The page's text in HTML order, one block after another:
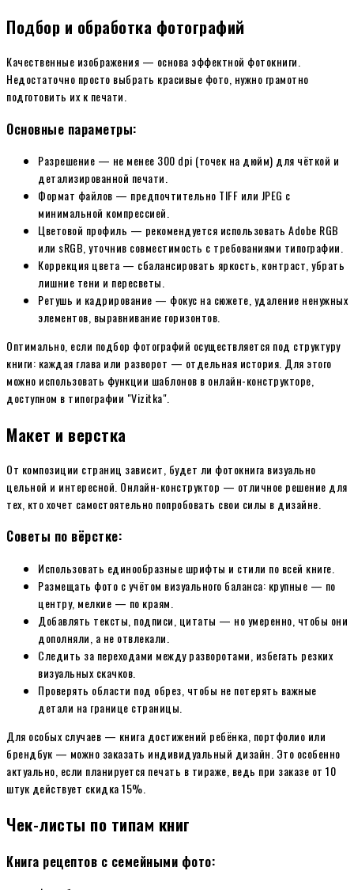
Подбор и обработка фотографий
Качественные изображения — основа эффектной фотокниги.
Недостаточно просто выбрать красивые фото, нужно грамотно
подготовить их к печати.
Основные параметры:
Разрешение — не менее 300 dpi (точек на дюйм) для чёткой и
детализированной печати.
Формат файлов — предпочтительно TIFF или JPEG с
минимальной компрессией.
Цветовой профиль — рекомендуется использовать Adobe RGB
или sRGB, уточнив совместимость с требованиями типографии.
Коррекция цвета — сбалансировать яркость, контраст, убрать
лишние тени и пересветы.
Ретушь и кадрирование — фокус на сюжете, удаление ненужных
элементов, выравнивание горизонтов.
Оптимально, если подбор фотографий осуществляется под структуру
книги: каждая глава или разворот — отдельная история. Для этого
можно использовать функции шаблонов в онлайн-конструкторе,
доступном в типографии "Vizitka".
Макет и верстка
От композиции страниц зависит, будет ли фотокнига визуально
цельной и интересной. Онлайн-конструктор — отличное решение для
тех, кто хочет самостоятельно попробовать свои силы в дизайне.
Советы по вёрстке:
Использовать единообразные шрифты и стили по всей книге.
Размещать фото с учётом визуального баланса: крупные — по
центру, мелкие — по краям.
Добавлять тексты, подписи, цитаты — но умеренно, чтобы они
дополняли, а не отвлекали.
Следить за переходами между разворотами, избегать резких
визуальных скачков.
Проверять области под обрез, чтобы не потерять важные
детали на границе страницы.
Для особых случаев — книга достижений ребёнка, портфолио или
брендбук — можно заказать индивидуальный дизайн. Это особенно
актуально, если планируется печать в тираже, ведь при заказе от 10
штук действует скидка 15%.
Чек-листы по типам книг
Книга рецептов с семейными фото: